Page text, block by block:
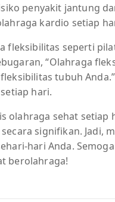
penyakit jantung
kardio setiap
fleksibilitas seperti
“Olahraga
tubuh
hari.
olahraga sehat setiap
signifikan. Jadi,
hari Anda.
berolahraga!